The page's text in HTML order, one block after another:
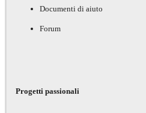
Documenti di aiuto
Forum
Progetti passionali